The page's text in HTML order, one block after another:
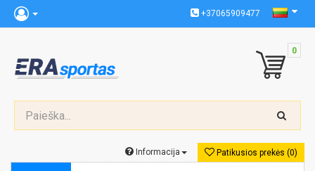
+37065909477
0
Patikusios prekės (0)
Informacija